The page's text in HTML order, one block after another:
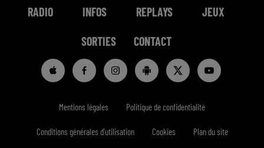
RADIO INFOS REPLAYS JEUX
SORTIES CONTACT
Mentions légales Politique de confidentialité
Conditions générales d'utilisation Cookies Plan du site